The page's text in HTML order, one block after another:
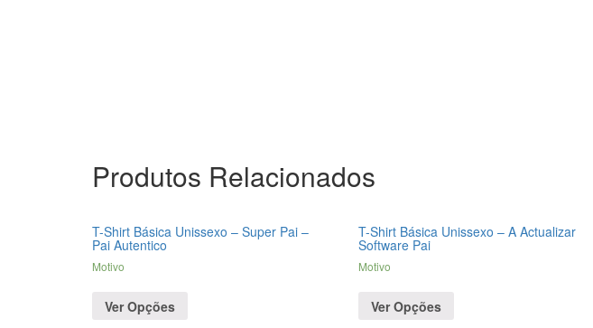
Produtos Relacionados
T-Shirt Básica Unissexo – Super Pai –
Pai Autentico
Motivo
Ver Opções
T-Shirt Básica Unissexo – A Actualizar
Software Pai
Motivo
Ver Opções